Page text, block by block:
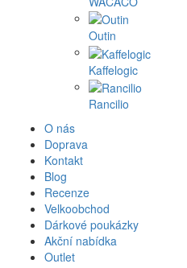
Outin
Kaffelogic
Rancilio
O nás
Doprava
Kontakt
Blog
Recenze
Velkoobchod
Dárkové poukázky
Akční nabídka
Outlet